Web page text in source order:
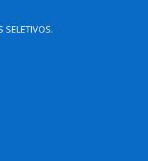
SELETIVOS.